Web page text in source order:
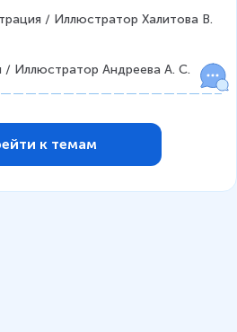
/ Иллюстратор Халитова В.
Иллюстратор Андреева А. С.
к темам